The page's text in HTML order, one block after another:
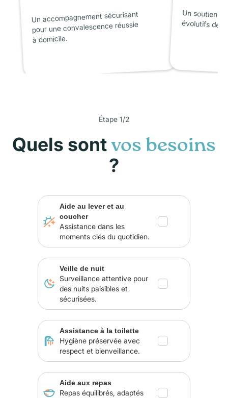
Un accompagnement sécurisant
pour une convalescence réussie
à domicile.
Un soutien
évolutifs de
Étape 1/2
Quels sont vos besoins
?
Aide au lever et au
coucher
Assistance dans les
moments clés du quotidien.
Veille de nuit
Surveillance attentive pour
des nuits paisibles et
sécurisées.
Assistance à la toilette
Hygiène préservée avec
respect et bienveillance.
Aide aux repas
Repas équilibrés, adaptés